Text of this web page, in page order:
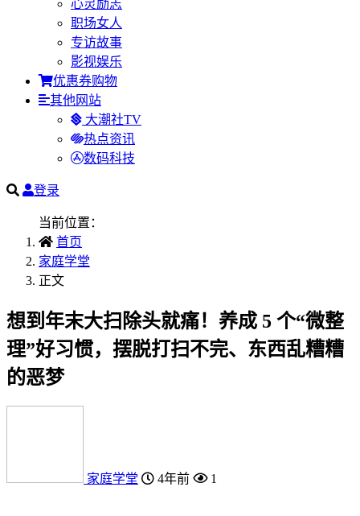
心灵励志
职场女人
专访故事
影视娱乐
优惠券购物
其他网站
大潮社TV
热点资讯
数码科技
登录
当前位置：
首页
家庭学堂
正文
想到年末大扫除头就痛！养成 5 个“微整
理”好习惯，摆脱打扫不完、东西乱糟糟
的恶梦
家庭学堂 4年前 1